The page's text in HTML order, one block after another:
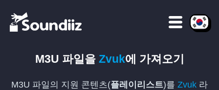
M3U 파일을 Zvuk에 가져오기
M3U 파일의 지원 콘텐츠(플레이리스트)를 Zvuk 라